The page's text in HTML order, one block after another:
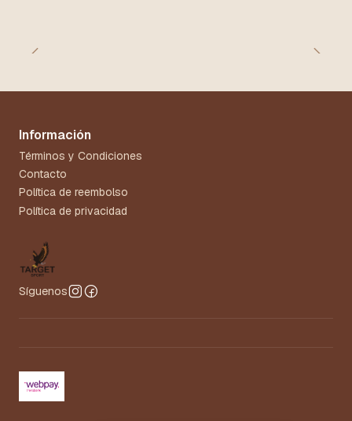
Información
Términos y Condiciones
Contacto
Política de reembolso
Política de privacidad
Síguenos